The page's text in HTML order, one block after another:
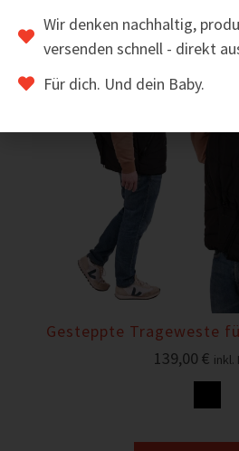
Gesteppte Trageweste
139,00 € inkl.
Wir denken nachhaltig,
versenden schnell - direkt
Für dich. Und dein Baby.